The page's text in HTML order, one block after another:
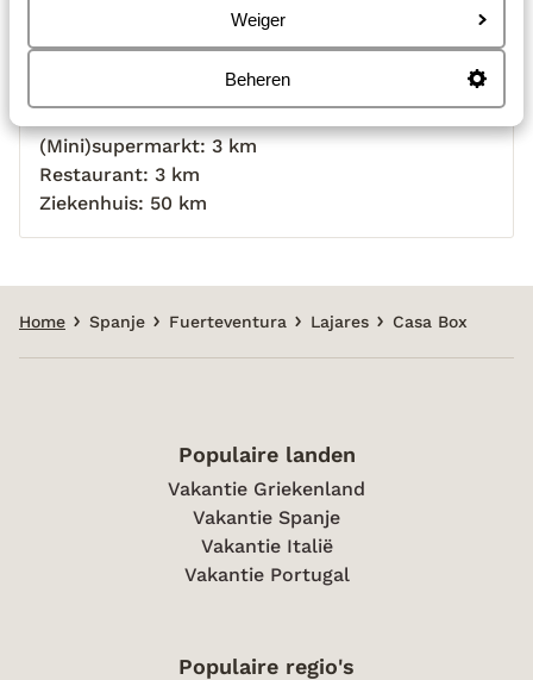
Weiger
Beheren
Afstand tot luchthaven circa 50, kilometer
(Mini)supermarkt: 3 km
Restaurant: 3 km
Ziekenhuis: 50 km
Home Spanje Fuerteventura Lajares Casa Box
Populaire landen
Vakantie Griekenland
Vakantie Spanje
Vakantie Italië
Vakantie Portugal
Populaire regio's